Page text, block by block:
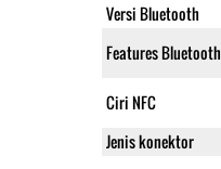
Versi Bluetooth
Features Bluetooth
Ciri NFC
Jenis konektor